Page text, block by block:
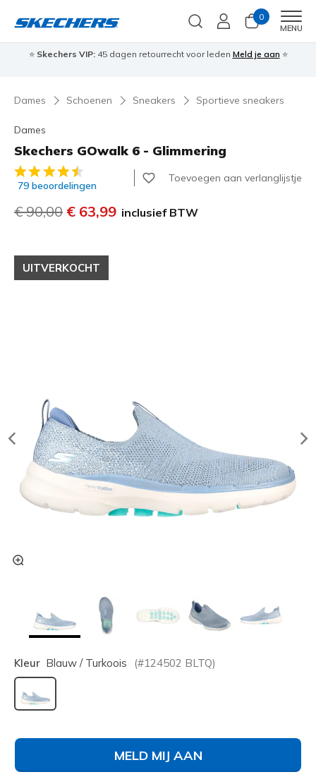
0
MENU
⭐ Skechers VIP:45 dagen retourrecht voor leden Meld je aan ⭐
Dames Schoenen Sneakers Sportieve sneakers
Dames
Skechers GOwalk 6 - Glimmering
5 van de 5 klantbeoordelingen
79 beoordelingen
Toevoegen aan verlanglijstje
Prijs verlaagd van
€ 90,00 naar
€ 63,99 inclusief BTW
UITVERKOCHT
Kleur Blauw / Turkoois (#124502 BLTQ)
geselecteerd
MELD MIJ AAN